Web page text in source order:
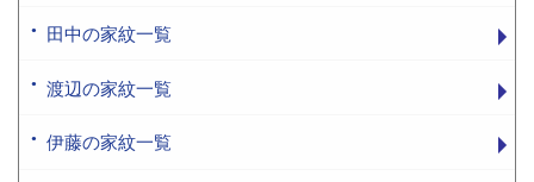
田中の家紋一覧
渡辺の家紋一覧
伊藤の家紋一覧